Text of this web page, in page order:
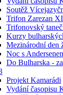
Soutěž
Trifon Zarezan
Trifonovský
Kurzy
Mezinárodní den
Noc s
Do Bulharska -
Projekt Kamarádi
Vydání časopisu